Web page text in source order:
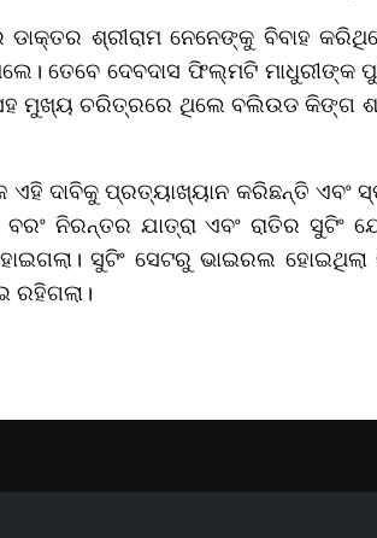
ଡାକ୍ତର ଶ୍ରୀରାମ ନେନେଙ୍କୁ ବିବାହ
ତେବେ ଦେବଦାସ ଫିଲ୍ମଟି ମାଧୁରୀଙ୍କ
ମୁଖ୍ୟ ଚରିତ୍ରରେ ଥିଲେ ବଲିଉଡ କିଙ୍ଗ
ଏହି ଦାବିକୁ ପ୍ରତ୍ୟାଖ୍ୟାନ କରିଛନ୍ତି ଏବଂ
ନିରନ୍ତର ଯାତ୍ରା ଏବଂ ରାତିର ସୁଟିଂ
ସୁଟିଂ ସେଟରୁ ଭାଇରଲ
ରହିଗଲା।